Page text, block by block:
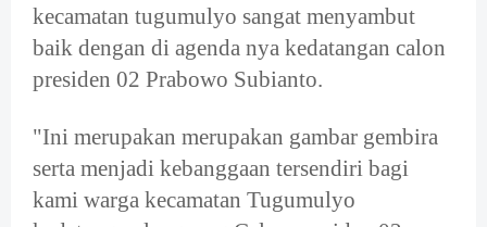
kecamatan tugumulyo sangat menyambut
baik dengan di agenda nya kedatangan calon
presiden 02 Prabowo Subianto.
"Ini merupakan merupakan gambar gembira
serta menjadi kebanggaan tersendiri bagi
kami warga kecamatan Tugumulyo